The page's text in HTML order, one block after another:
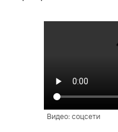
Видео: соцсети